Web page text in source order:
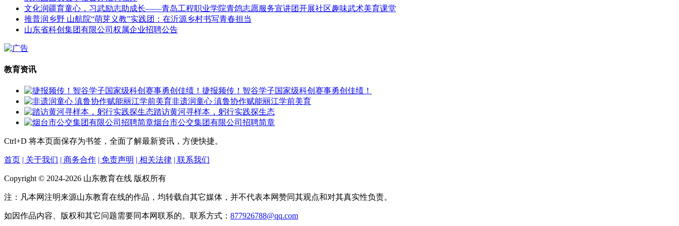
文化润疆育童心，习武励志助成长——青岛工程职业学院青鸽志愿服务宣讲团开展社区趣味武术美育课堂
推普润乡野 山航院“萌芽义教”实践团：在沂源乡村书写青春担当
山东省科创集团有限公司权属企业招聘公告
教育资讯
捷报频传！智谷学子国家级科创赛事勇创佳绩！
非遗润童心 滇鲁协作赋能丽江学前美育
踏访黄河寻样本，躬行实践探生态
烟台市公交集团有限公司招聘简章
Ctrl+D 将本页面保存为书签，全面了解最新资讯，方便快捷。
首页 | 关于我们 | 商务合作 | 免责声明 | 相关法律 | 联系我们
Copyright © 2024-2026 山东教育在线 版权所有
注：凡本网注明来源山东教育在线的作品，均转载自其它媒体，并不代表本网赞同其观点和对其真实性负责。
如因作品内容、版权和其它问题需要同本网联系的。联系方式： 877926788@qq.com